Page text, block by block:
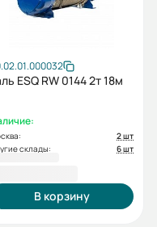
ESQ RW 0144 2т 18м
2 шт
склады:
6 шт
В корзину